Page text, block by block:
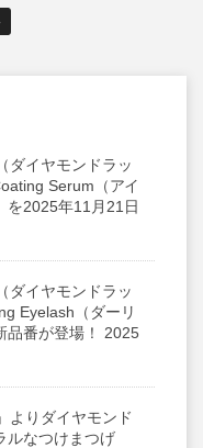
ダイヤモンドラッ
Serum（アイ
を2025年11月21日
ダイヤモンドラッ
Eyelash（ダーリ
品番が登場！ 2025
よりダイヤモンド
ルなつけまつげ